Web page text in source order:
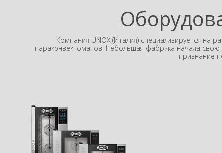
Компания UNOX (Италия) специализируется на
параконвектоматов. Небольшая фабрика начала свою
признание